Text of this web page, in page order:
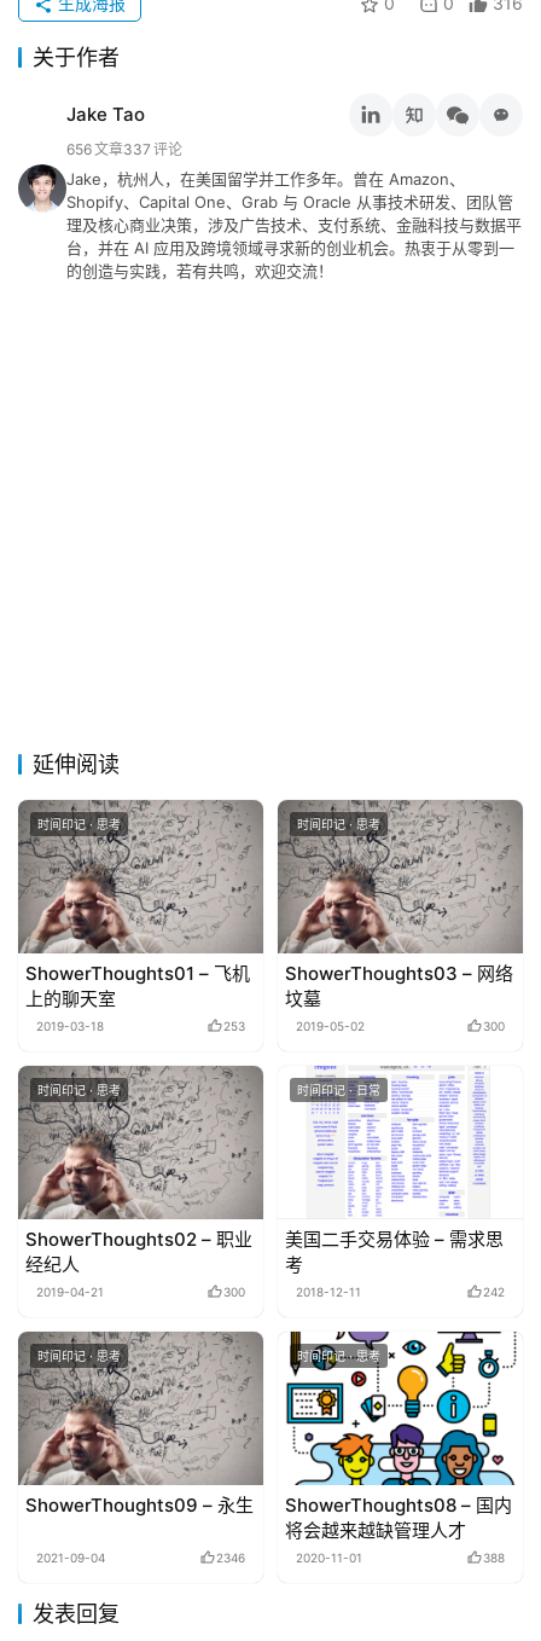
荐
&
关
于
登录
关于作者
Jake Tao
656文章337 评论
Jake，杭州人，在美国留学并工作多年。曾在 Amazon、
Shopify、Capital One、Grab 与 Oracle 从事技术研发、团队管
理及核心商业决策，涉及广告技术、支付系统、金融科技与数据平
台，并在 AI 应用及跨境领域寻求新的创业机会。热衷于从零到一
的创造与实践，若有共鸣，欢迎交流！
延伸阅读
时间印记 · 思考
ShowerThoughts01 – 飞机
上的聊天室
2019-03-18 253
时间印记 · 思考
ShowerThoughts03 – 网络
坟墓
2019-05-02 300
时间印记 · 思考
ShowerThoughts02 – 职业
经纪人
2019-04-21 300
时间印记 · 日常
美国二手交易体验 – 需求思
考
2018-12-11 242
时间印记 · 思考
ShowerThoughts09 – 永生
2021-09-04 2346
时间印记 · 思考
ShowerThoughts08 – 国内
将会越来越缺管理人才
2020-11-01 388
发表回复